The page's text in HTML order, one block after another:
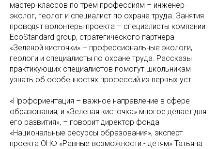
мастер-классов по трем профессиям – инженер-
эколог, геолог и специалист по охране труда. Занятия
проводят волонтеры проекта – специалисты компании
EcoStandard group, стратегического партнера
«Зеленой кисточки» – профессиональные экологи,
геологи и специалисты по охране труда. Рассказы
практикующих специалистов помогут школьникам
узнать об особенностях профессий из первых уст.
«Профориентация – важное направление в сфере
образования, и «Зеленая кисточка» многое делает для
его развития», – говорит директор фонда
«Национальные ресурсы образования», эксперт
проекта ОНФ «Равные возможности - детям» Татьяна